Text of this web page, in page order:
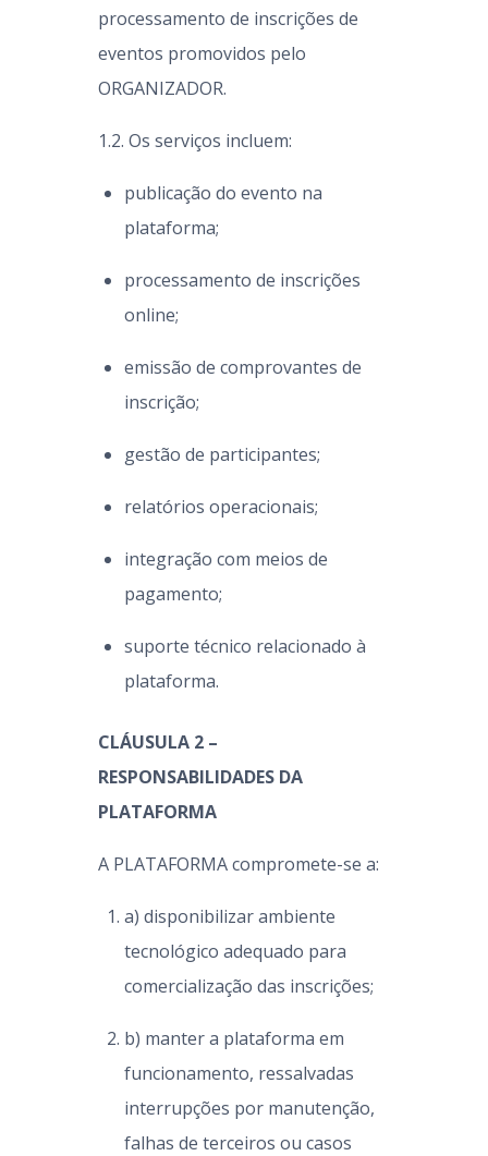
processamento de inscrições de
eventos promovidos pelo
ORGANIZADOR.
1.2. Os serviços incluem:
publicação do evento na
plataforma;
processamento de inscrições
online;
emissão de comprovantes de
inscrição;
gestão de participantes;
relatórios operacionais;
integração com meios de
pagamento;
suporte técnico relacionado à
plataforma.
CLÁUSULA 2 –
RESPONSABILIDADES DA
PLATAFORMA
A PLATAFORMA compromete-se a:
a) disponibilizar ambiente
tecnológico adequado para
comercialização das inscrições;
b) manter a plataforma em
funcionamento, ressalvadas
interrupções por manutenção,
falhas de terceiros ou casos